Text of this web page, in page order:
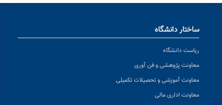
ساختار دانشگاه
ریاست دانشگاه
معاونت پژوهشی و فن آوری
معاونت آموزشی و تحصیلات تکمیلی
معاونت اداری مالی